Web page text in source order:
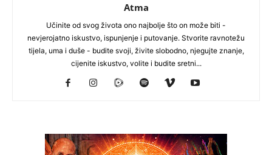
Atma
Učinite od svog života ono najbolje što on može biti -
nevjerojatno iskustvo, ispunjenje i putovanje. Stvorite ravnotežu
tijela, uma i duše - budite svoji, živite slobodno, njegujte znanje,
cijenite iskustvo, volite i budite sretni...